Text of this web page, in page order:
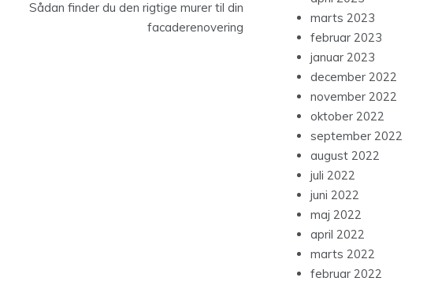
Sådan finder du den rigtige murer til din
facaderenovering
marts 2023
februar 2023
januar 2023
december 2022
november 2022
oktober 2022
september 2022
august 2022
juli 2022
juni 2022
maj 2022
april 2022
marts 2022
februar 2022